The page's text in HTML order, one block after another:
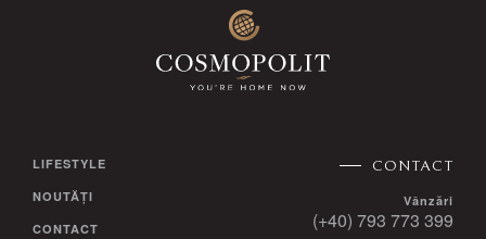
LIFESTYLE
NOUTĂȚI
CONTACT
CONTACT
Vânzări
(+40) 793 773 399